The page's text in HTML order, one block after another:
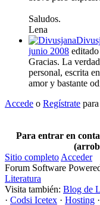
Saludos.
Lena
junio 2008
Gracias. La
personal, escrita
amor y bastante
Accede o Regístrate
Para entrar en
Sitio completo Acceder
Forum Software
Literatura
Visita también: Blog de
· Codsi Icetex · Hosting ·